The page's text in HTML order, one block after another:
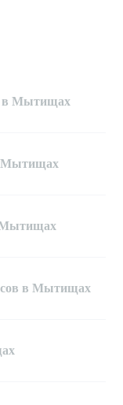
в Мытищах
Мытищах
Мытищах
в Мытищах